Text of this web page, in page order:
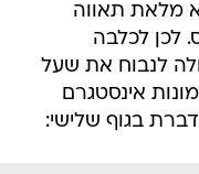
מלאת תאווה
לכן לכלבה
לנבוח את שעל
אינסטגרם
בגוף שלישי: